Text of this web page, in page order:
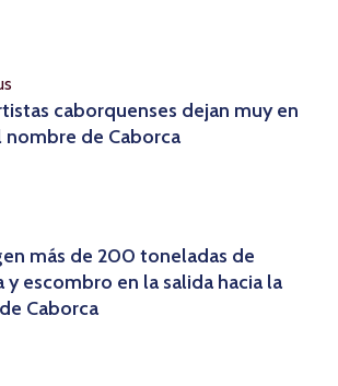
caborquenses dejan muy en
nombre de Caborca
más de 200 toneladas de
y escombro en la salida hacia la
Caborca